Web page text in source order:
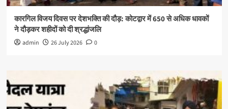
कारगिल विजय दिवस पर देशभक्ति की दौड़: कोटद्वार में 650 से अधिक धावकों
ने दौड़कर शहीदों को दी श्रद्धांजलि
admin 26 July 2026 0